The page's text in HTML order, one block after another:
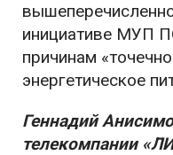
инициативе МУП
причинам
энергетическое
Геннадий
телекомпании